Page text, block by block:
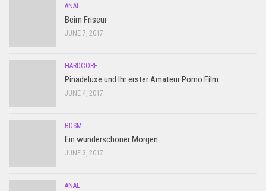
ANAL
Beim Friseur
JUNE 7, 2017
HARDCORE
Pinadeluxe und Ihr erster Amateur Porno Film
JUNE 4, 2017
BDSM
Ein wunderschöner Morgen
JUNE 3, 2017
ANAL